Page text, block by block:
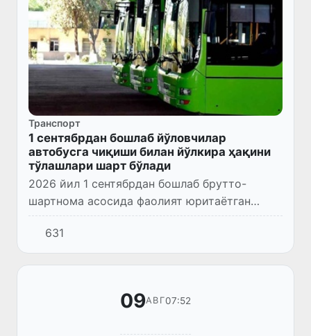
Транспорт
1 сентябрдан бошлаб йўловчилар
автобусга чиқиши билан йўлкира ҳақини
тўлашлари шарт бўлади
2026 йил 1 сентябрдан бошлаб брутто-
шартнома асосида фаолият юритаётган
барча шаҳар автобусларида тўлов
қоидалари қатъийлашади.
631
09АВГ07:52